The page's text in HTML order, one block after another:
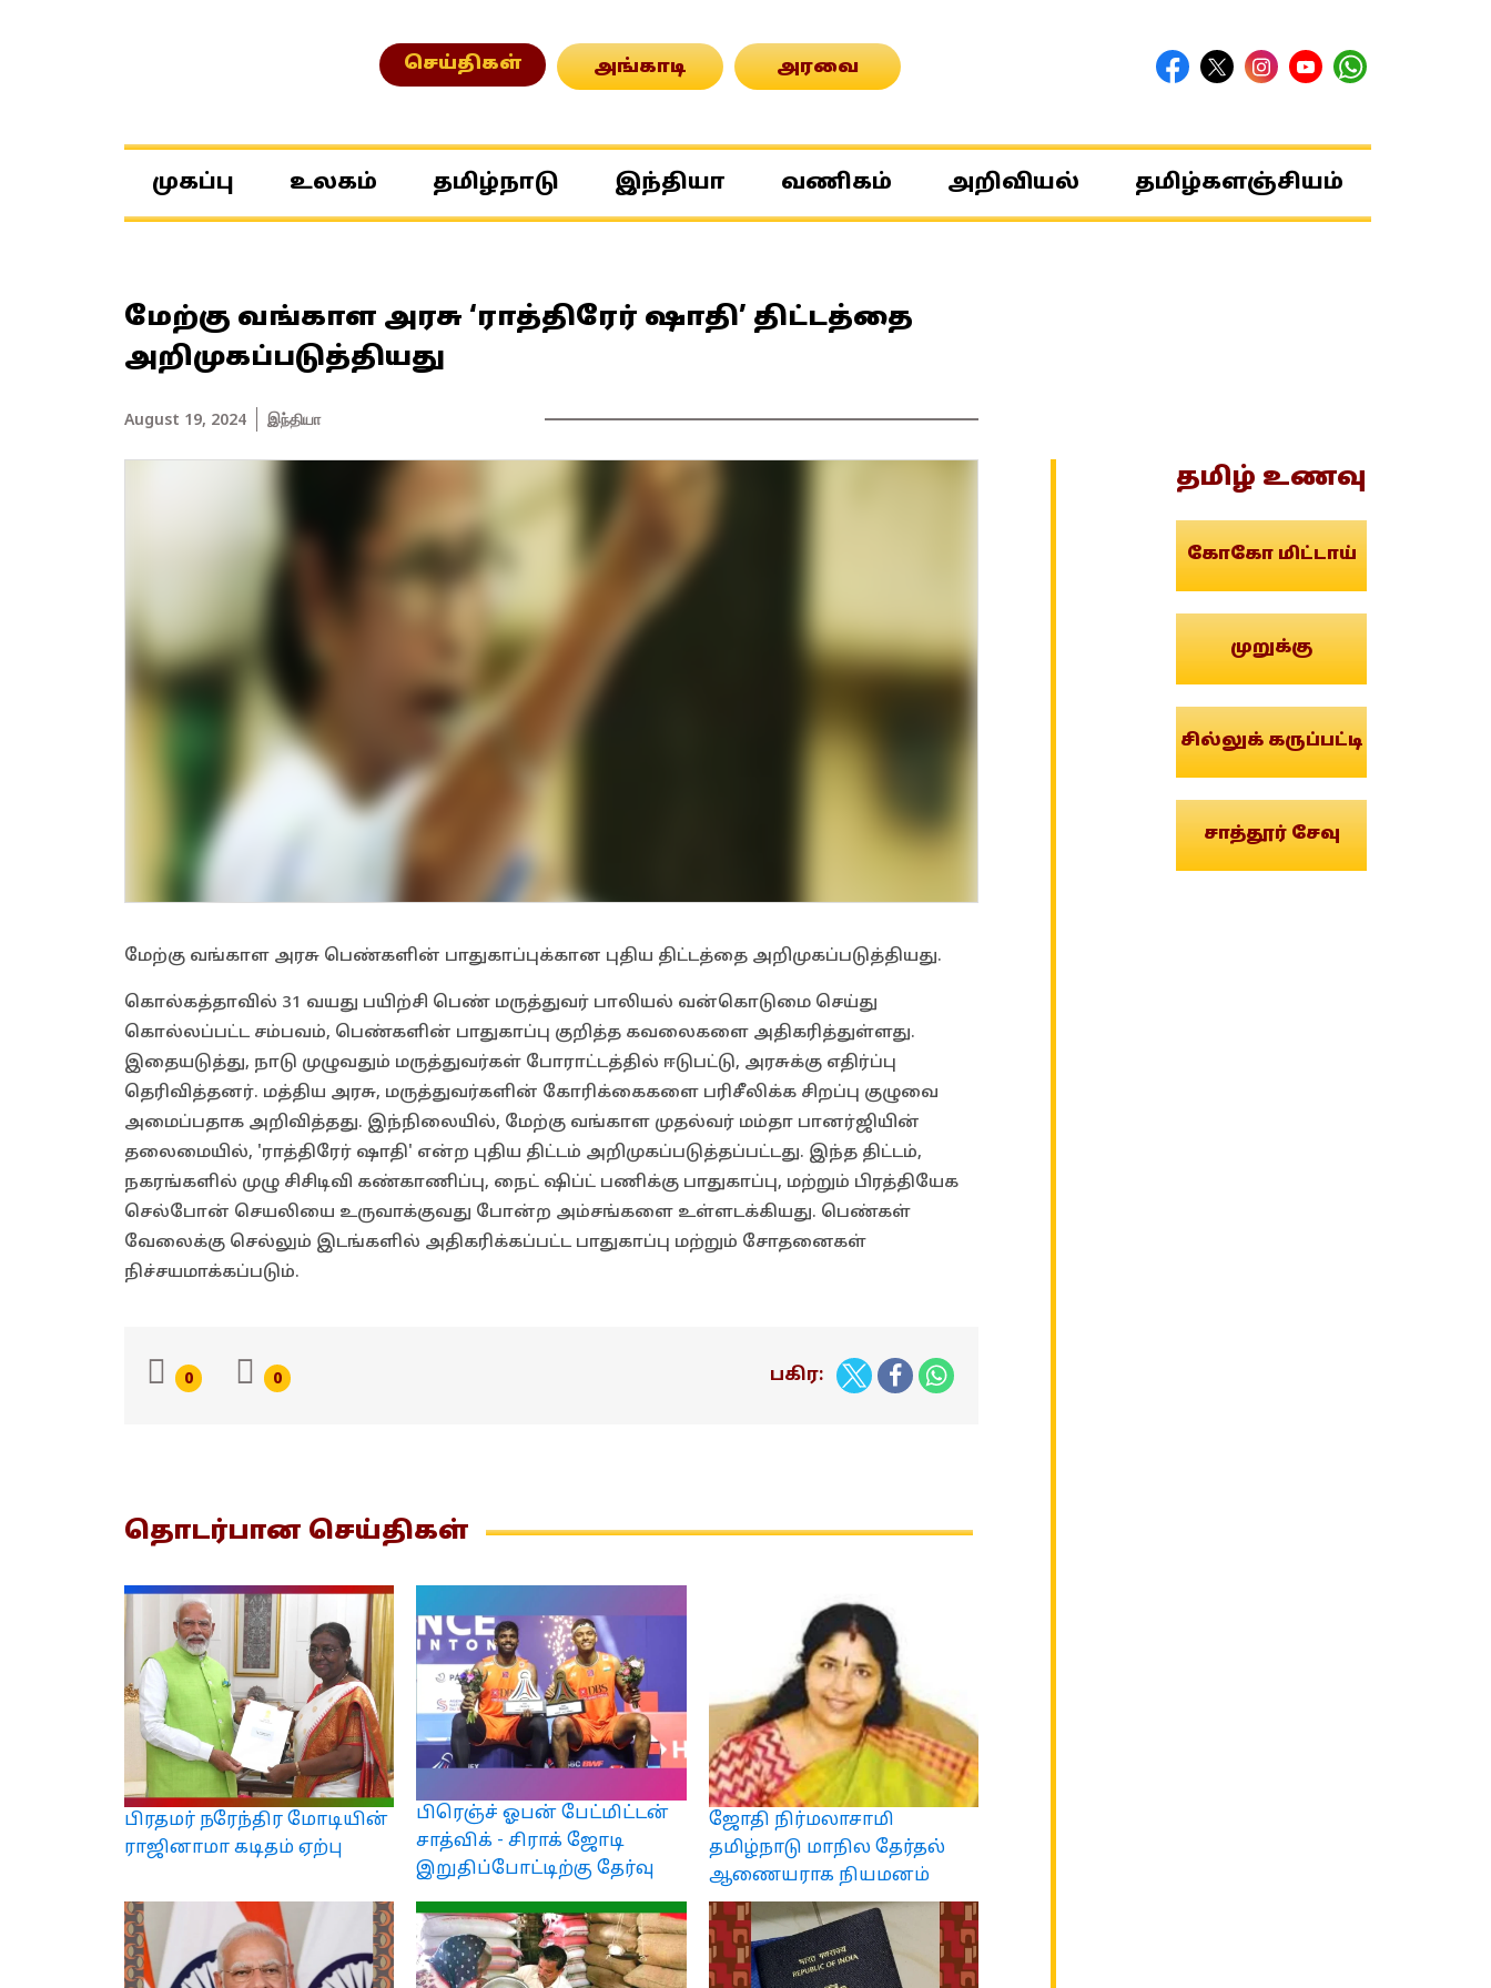
செய்திகள் அங்காடி அரவை
முகப்பு உலகம் தமிழ்நாடு இந்தியா வணிகம் அறிவியல் தமிழ்களஞ்சியம்
மேற்கு வங்காள அரசு ‘ராத்திரேர் ஷாதி’ திட்டத்தை
அறிமுகப்படுத்தியது
August 19, 2024 இந்தியா
மேற்கு வங்காள அரசு பெண்களின் பாதுகாப்புக்கான புதிய திட்டத்தை அறிமுகப்படுத்தியது.
கொல்கத்தாவில் 31 வயது பயிற்சி பெண் மருத்துவர் பாலியல் வன்கொடுமை செய்து
கொல்லப்பட்ட சம்பவம், பெண்களின் பாதுகாப்பு குறித்த கவலைகளை அதிகரித்துள்ளது.
இதையடுத்து, நாடு முழுவதும் மருத்துவர்கள் போராட்டத்தில் ஈடுபட்டு, அரசுக்கு எதிர்ப்பு
தெரிவித்தனர். மத்திய அரசு, மருத்துவர்களின் கோரிக்கைகளை பரிசீலிக்க சிறப்பு குழுவை
அமைப்பதாக அறிவித்தது. இந்நிலையில், மேற்கு வங்காள முதல்வர் மம்தா பானர்ஜியின்
தலைமையில், 'ராத்திரேர் ஷாதி' என்ற புதிய திட்டம் அறிமுகப்படுத்தப்பட்டது. இந்த திட்டம்,
நகரங்களில் முழு சிசிடிவி கண்காணிப்பு, நைட் ஷிப்ட் பணிக்கு பாதுகாப்பு, மற்றும் பிரத்தியேக
செல்போன் செயலியை உருவாக்குவது போன்ற அம்சங்களை உள்ளடக்கியது. பெண்கள்
வேலைக்கு செல்லும் இடங்களில் அதிகரிக்கப்பட்ட பாதுகாப்பு மற்றும் சோதனைகள்
நிச்சயமாக்கப்படும்.
0 0 பகிர:
தொடர்பான செய்திகள்
பிரதமர் நரேந்திர மோடியின்
ராஜினாமா கடிதம் ஏற்பு
பிரெஞ்ச் ஓபன் பேட்மிட்டன்
சாத்விக் - சிராக் ஜோடி
இறுதிப்போட்டிற்கு தேர்வு
ஜோதி நிர்மலாசாமி
தமிழ்நாடு மாநில தேர்தல்
ஆணையராக நியமனம்
தமிழ் உணவு
கோகோ மிட்டாய்
முறுக்கு
சில்லுக் கருப்பட்டி
சாத்தூர் சேவு